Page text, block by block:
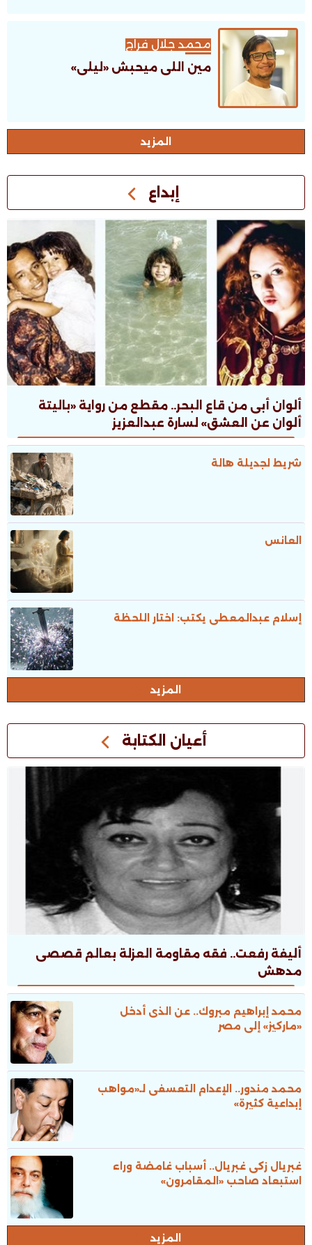
محمد جلال فراج
مين اللى ميحبش «ليلى»
اﻟﻤﺰﻳﺪ
إبداع
ألوان أبى من قاع البحر.. مقطع من رواية «باليتة
ألوان عن العشق» لسارة عبدالعزيز
شريط لجديلة هالة
العانس
إسلام عبدالمعطى يكتب: اختار اللحظة
المزيد
أعيان الكتابة
أليفة رفعت.. فقه مقاومة العزلة بعالم قصصى
مدهش
محمد إبراهيم مبروك.. عن الذى أدخل
«ماركيز» إلى مصر
محمد مندور.. الإعدام التعسفى لـ«مواهب
إبداعية كثيرة»
غبريال زكى غبريال.. أسباب غامضة وراء
استبعاد صاحب «المقامرون»
المزيد